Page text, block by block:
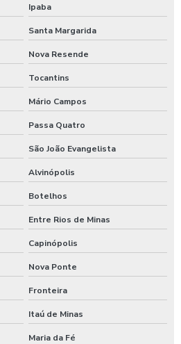
Ipaba
Santa Margarida
Nova Resende
Tocantins
Mário Campos
Passa Quatro
São João Evangelista
Alvinópolis
Botelhos
Entre Rios de Minas
Capinópolis
Nova Ponte
Fronteira
Itaú de Minas
Maria da Fé